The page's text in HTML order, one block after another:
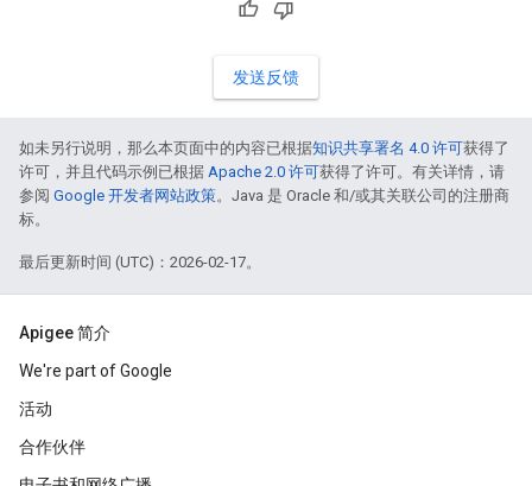
发送反馈
如未另行说明，那么本页面中的内容已根据知识共享署名 4.0 许可获得了
许可，并且代码示例已根据 Apache 2.0 许可获得了许可。有关详情，请
参阅 Google 开发者网站政策。Java 是 Oracle 和/或其关联公司的注册商
标。
最后更新时间 (UTC)：2026-02-17。
Apigee 简介
We're part of Google
活动
合作伙伴